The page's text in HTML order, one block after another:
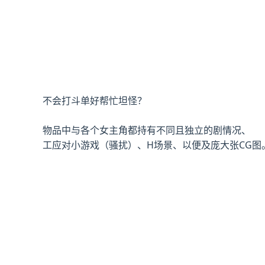
不会打斗单好帮忙坦怪？
物品中与各个女主角都持有不同且独立的剧情况、
工应对小游戏（骚扰）、H场景、以便及庞大张CG